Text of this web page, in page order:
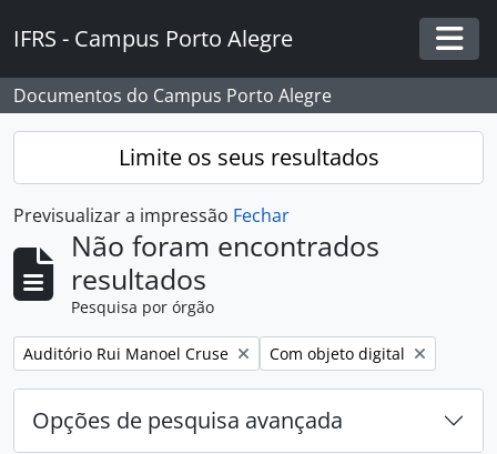
IFRS - Campus Porto Alegre
Documentos do Campus Porto Alegre
Limite os seus resultados
Previsualizar a impressão Fechar
Não foram encontrados
resultados
Pesquisa por órgão
Remover filtro:
Auditório Rui Manoel Cruse Remover filtro:
Com objeto digital
Opções de pesquisa avançada